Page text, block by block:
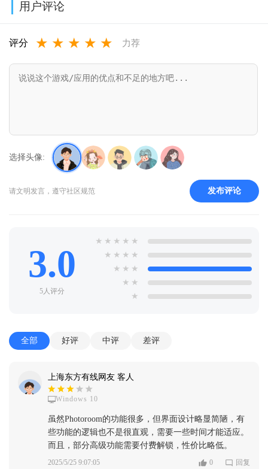
v16.21.0.2010
用户评论
评分 ★ ★ ★ ★ ★ 力荐
选择头像:
请文明发言，遵守社区规范 发布评论
3.0
5人评分
★ ★ ★ ★ ★
★ ★ ★ ★
★ ★ ★
★ ★
★
全部 好评 中评 差评
上海东方有线网友 客人
Windows 10
虽然Photoroom的功能很多，但界面设计略显简陋，有
些功能的逻辑也不是很直观，需要一些时间才能适应。
而且，部分高级功能需要付费解锁，性价比略低。
2025/5/25 9:07:05 0 回复